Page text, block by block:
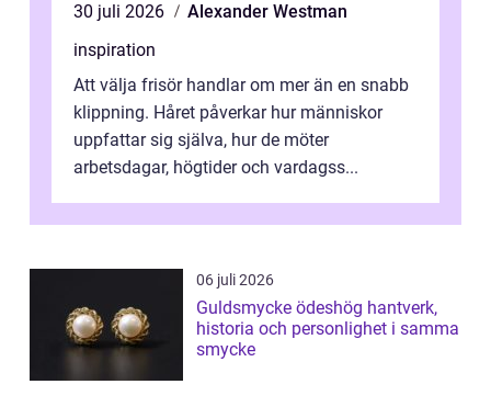
30 juli 2026
Alexander Westman
inspiration
Att välja frisör handlar om mer än en snabb
klippning. Håret påverkar hur människor
uppfattar sig själva, hur de möter
arbetsdagar, högtider och vardagss...
06 juli 2026
Guldsmycke ödeshög hantverk,
historia och personlighet i samma
smycke